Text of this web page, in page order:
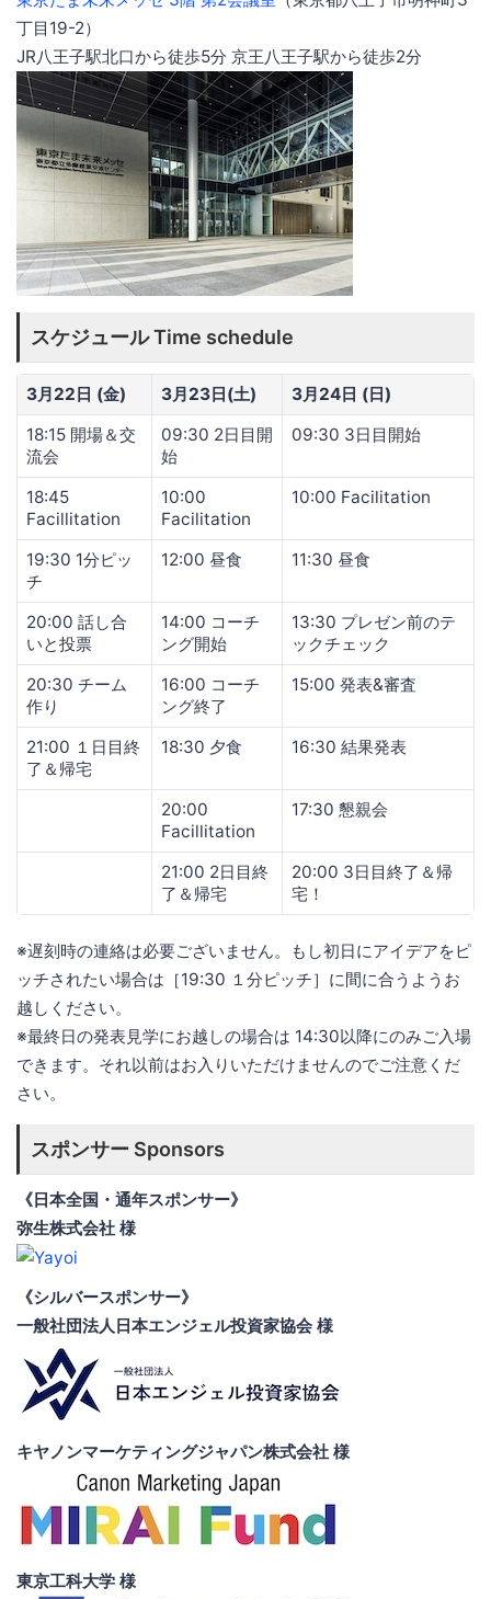
丁目19-2）
JR八王子駅北口から徒歩5分 京王八王子駅から徒歩2分
スケジュール Time schedule
3月22日 (金) 3月23日(土)
3月24日 (日)
18:15 開場＆交
流会
09:30 2日目開
始
09:30 3日目開始
18:45
Facillitation
10:00
Facilitation
10:00 Facilitation
19:30 1分ピッ
チ
12:00 昼食 11:30 昼食
20:00 話し合
いと投票
14:00 コーチ
ング開始
13:30 プレゼン前のテ
ックチェック
20:30 チーム
作り
16:00 コーチ
ング終了
15:00 発表&審査
21:00 １日目終
了＆帰宅
18:30 夕食 16:30 結果発表
20:00
Facillitation
17:30 懇親会
21:00 2日目終
了＆帰宅
20:00 3日目終了＆帰
宅！
※遅刻時の連絡は必要ございません。もし初日にアイデアをピ
ッチされたい場合は［19:30 １分ピッチ］に間に合うようお
越しください。
※最終日の発表見学にお越しの場合は 14:30以降にのみご入場
できます。それ以前はお入りいただけませんのでご注意くだ
さい。
スポンサー Sponsors
《日本全国・通年スポンサー》
弥生株式会社 様
《シルバースポンサー》
一般社団法人日本エンジェル投資家協会 様
キヤノンマーケティングジャパン株式会社 様
東京工科大学 様